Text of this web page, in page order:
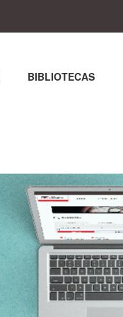
BIBLIOTECAS